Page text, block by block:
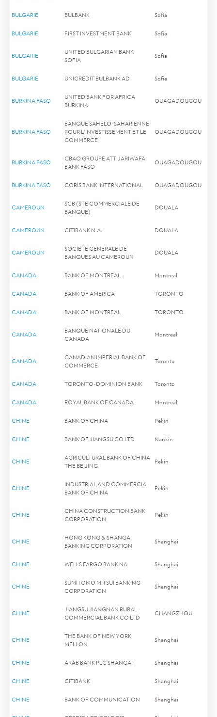
BULGARIE BULBANK Sofia
BULGARIE FIRST INVESTMENT BANK Sofia
BULGARIE
UNITED BULGARIAN BANK
SOFIA
Sofia
BULGARIE UNICREDIT BULBANK AD Sofia
BURKINA FASO
UNITED BANK FOR AFRICA
BURKINA
OUAGADOUGOU
BURKINA FASO
BANQUE SAHELO-SAHARIENNE
POUR L'INVESTISSEMENT ET LE
COMMERCE
OUAGADOUGOU
BURKINA FASO
CBAO GROUPE ATTIJARIWAFA
BANK FASO
OUAGADOUGOU
BURKINA FASO CORIS BANK INTERNATIONAL OUAGADOUGOU
CAMEROUN
SCB (STE COMMERCIALE DE
BANQUE)
DOUALA
CAMEROUN CITIBANK N.A. DOUALA
CAMEROUN
SOCIETE GENERALE DE
BANQUES AU CAMEROUN
DOUALA
CANADA BANK OF MONTREAL Montreal
CANADA BANK OF AMERICA TORONTO
CANADA BANK OF MONTREAL TORONTO
CANADA
BANQUE NATIONALE DU
CANADA
Montreal
CANADA
CANADIAN IMPERIAL BANK OF
COMMERCE
Toronto
CANADA TORONTO-DOMINION BANK Toronto
CANADA ROYAL BANK OF CANADA Montreal
CHINE BANK OF CHINA Pekin
CHINE BANK OF JIANGSU CO LTD Nankin
CHINE
AGRICULTURAL BANK OF CHINA
THE BEIJING
Pekin
CHINE
INDUSTRIAL AND COMMERCIAL
BANK OF CHINA
Pekin
CHINE
CHINA CONSTRUCTION BANK
CORPORATION
Pekin
CHINE
HONG KONG & SHANGAI
BANKING CORPORATION
Shanghai
CHINE WELLS FARGO BANK NA Shanghai
CHINE
SUMITOMO MITSUI BANKING
CORPORATION
Shanghai
CHINE
JIANGSU JIANGNAN RURAL
COMMERCIAL BANK CO LTD
CHANGZHOU
CHINE
THE BANK OF NEW YORK
MELLON
Shanghai
CHINE ARAB BANK PLC SHANGAI Shanghai
CHINE CITIBANK Shanghai
CHINE BANK OF COMMUNICATION Shanghai